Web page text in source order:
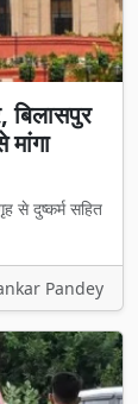
बिलासपुर
मांगा
से दुष्कर्म सहित
Pandey